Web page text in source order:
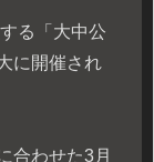
る「大中公
に開催され
合わせた3月